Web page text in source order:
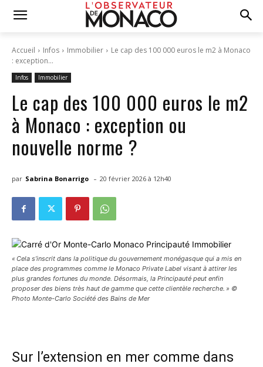
Accueil Infos Immobilier
Le cap des 100 000 euros le m2 à Monaco
: exception...
Infos Immobilier
Le cap des 100 000 euros le m2
à Monaco : exception ou
nouvelle norme ?
par Sabrina Bonarrigo - 20 février 2026 à 12h40
« Cela s’inscrit dans la politique du gouvernement monégasque qui a mis en
place des programmes comme le Monaco Private Label visant à attirer les
plus grandes fortunes du monde. Désormais, la Principauté peut enfin
proposer des biens très haut de gamme que cette clientèle recherche. » ©
Photo Monte-Carlo Société des Bains de Mer
Sur l’extension en mer comme dans